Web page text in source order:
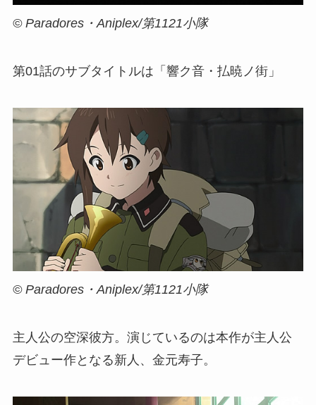
© Paradores・Aniplex/第1121小隊
第01話のサブタイトルは「響ク音・払暁ノ街」
© Paradores・Aniplex/第1121小隊
主人公の空深彼方。演じているのは本作が主人公
デビュー作となる新人、金元寿子。